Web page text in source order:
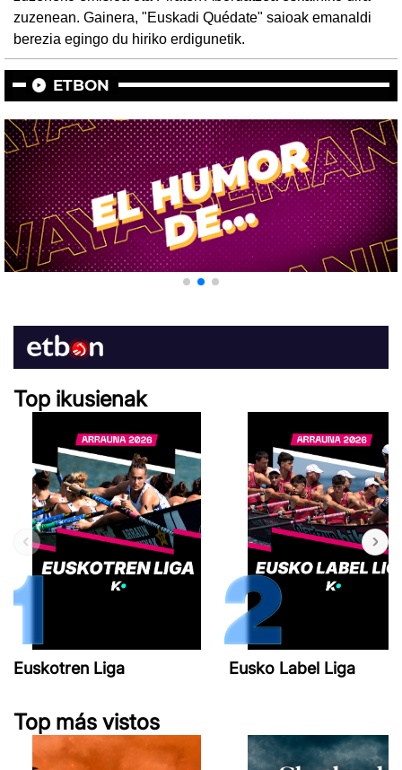
zuzenean. Gainera, "Euskadi Quédate" saioak emanaldi
berezia egingo du hiriko erdigunetik.
ETBON
Etb On
Top ikusienak
Euskotren Liga Eusko Label Liga
Top más vistos